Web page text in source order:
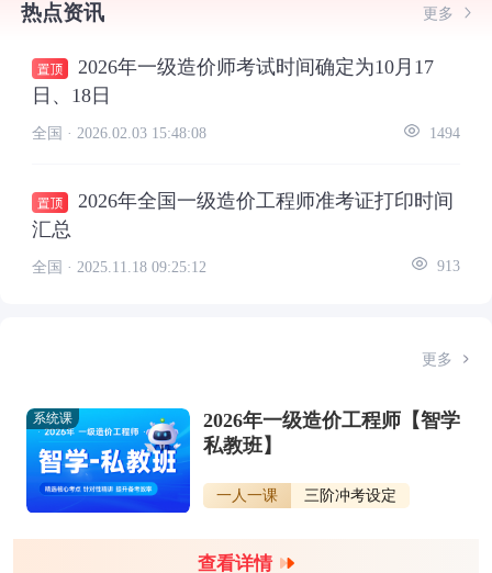
热点资讯 更多
2026年一级造价师考试时间确定为10月17
日、18日
全国 · 2026.02.03 15:48:08 1494
2026年全国一级造价工程师准考证打印时间
汇总
全国 · 2025.11.18 09:25:12 913
更多
系统课
2026年一级造价工程师【智学
私教班】
一人一课 三阶冲考设定
查看详情